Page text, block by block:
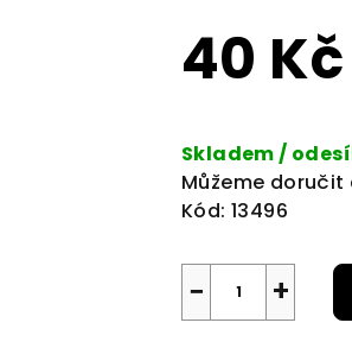
40 Kč
cena:
Skladem /
Můžeme doručit
Kód: 13496
+
−